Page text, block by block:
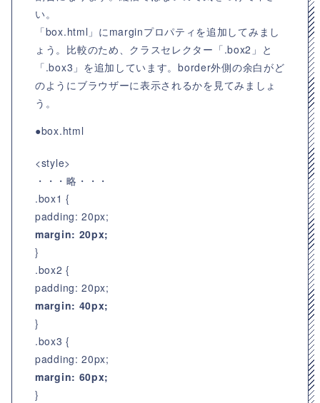
い。
「box.html」にmarginプロパティを追加してみまし
ょう。比較のため、クラスセレクター「.box2」と
「.box3」を追加しています。border外側の余白がど
のようにブラウザーに表示されるかを見てみましょ
う。
●box.html
<style>
・・・略・・・
.box1 {
padding: 20px;
margin: 20px;
}
.box2 {
padding: 20px;
margin: 40px;
}
.box3 {
padding: 20px;
margin: 60px;
}